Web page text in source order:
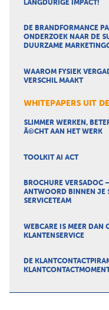
LANGDURIGE IMPACT!
DE BRANDFORMANCE
ONDERZOEK NAAR DE
DUURZAME
WAAROM FYSIEK
VERSCHIL MAAKT
WHITEPAPERS UIT
SLIMMER WERKEN,
Ã©CHT AAN HET WERK
TOOLKIT AI ACT
BROCHURE VERSADOC
ANTWOORD BINNEN JE
SERVICETEAM
WEBCARE IS MEER DAN
KLANTENSERVICE
DE